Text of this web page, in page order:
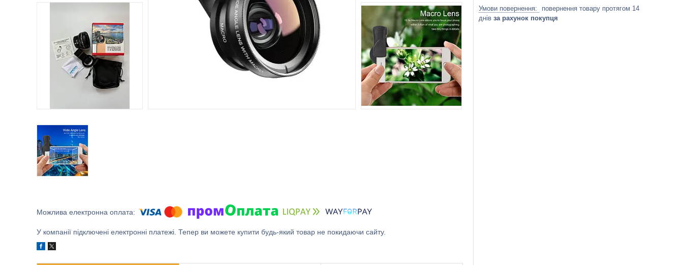
У компанії підключені електронні платежі. Тепер ви можете купити будь-який товар не покидаючи сайту.
повернення товару протягом 14
днів за рахунок покупця